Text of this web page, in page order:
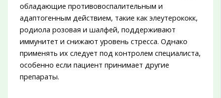
обладающие противовоспалительным и
адаптогенным действием, такие как элеутерококк,
родиола розовая и шалфей, поддерживают
иммунитет и снижают уровень стресса. Однако
применять их следует под контролем специалиста,
особенно если пациент принимает другие
препараты.